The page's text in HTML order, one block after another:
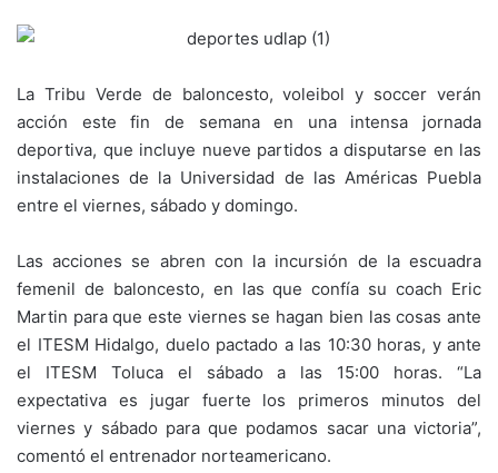
La Tribu Verde de baloncesto, voleibol y soccer verán
acción este fin de semana en una intensa jornada
deportiva, que incluye nueve partidos a disputarse en las
instalaciones de la Universidad de las Américas Puebla
entre el viernes, sábado y domingo.
Las acciones se abren con la incursión de la escuadra
femenil de baloncesto, en las que confía su coach Eric
Martin para que este viernes se hagan bien las cosas ante
el ITESM Hidalgo, duelo pactado a las 10:30 horas, y ante
el ITESM Toluca el sábado a las 15:00 horas. “La
expectativa es jugar fuerte los primeros minutos del
viernes y sábado para que podamos sacar una victoria”,
comentó el entrenador norteamericano.